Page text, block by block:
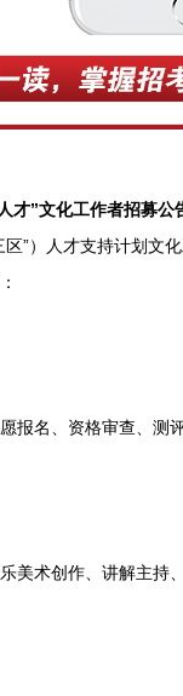
才”文化工作者招募公
）人才支持计划文
名、资格审查、测评
术创作、讲解主持